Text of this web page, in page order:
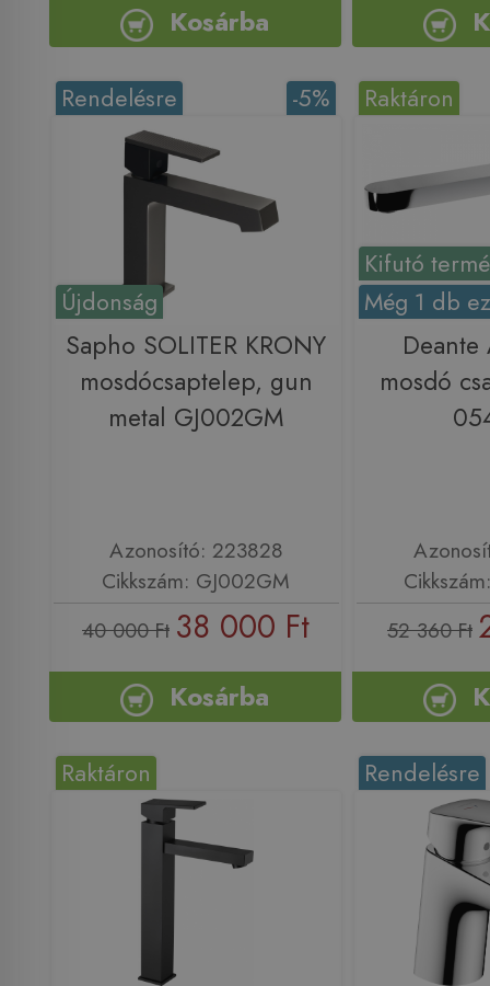
Kosárba
Újdonság
-5%
Rendelésre
Sapho SOLITER KRONY
mosdócsaptelep, gun
metal GJ002GM
Azonosító: 223828
Cikkszám: GJ002GM
40 000 Ft 38 000 Ft
Kosárba
Kifutó
Még 1 db
Raktáron
mosdó
52 360 Ft
Raktáron Rendelésre